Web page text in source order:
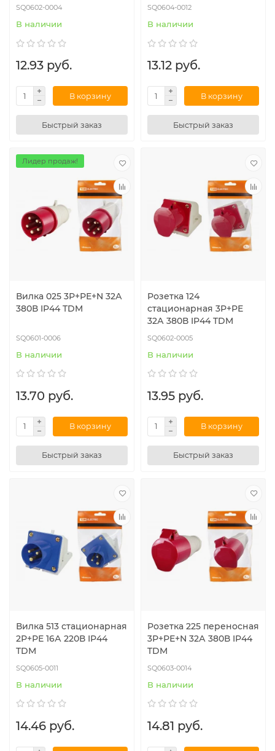
SQ0602-0004
В наличии
12.93 руб.
В корзину
Быстрый заказ
SQ0604-0012
В наличии
13.12 руб.
В корзину
Быстрый заказ
Лидер продаж!
Вилка 025 3Р+РЕ+N 32А
380В IP44 TDM
SQ0601-0006
В наличии
13.70 руб.
В корзину
Быстрый заказ
Розетка 124
стационарная 3Р+РЕ
32А 380В IP44 TDM
SQ0602-0005
В наличии
13.95 руб.
В корзину
Быстрый заказ
Вилка 513 стационарная
2Р+РЕ 16А 220В IP44
TDM
SQ0605-0011
В наличии
14.46 руб.
Розетка 225 переносная
3Р+РЕ+N 32А 380В IP44
TDM
SQ0603-0014
В наличии
14.81 руб.